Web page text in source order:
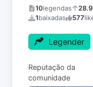
10legendas
1baixadas 577
Legender
Reputação da
comunidade